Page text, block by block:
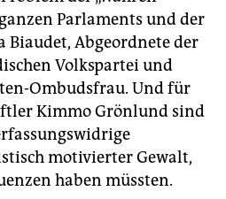
Parlaments und der
Biaudet, Abgeordnete der
Volkspartei und
Ombudsfrau. Und für
Kimmo Grönlund sind
motivierter Gewalt,
haben müssten.